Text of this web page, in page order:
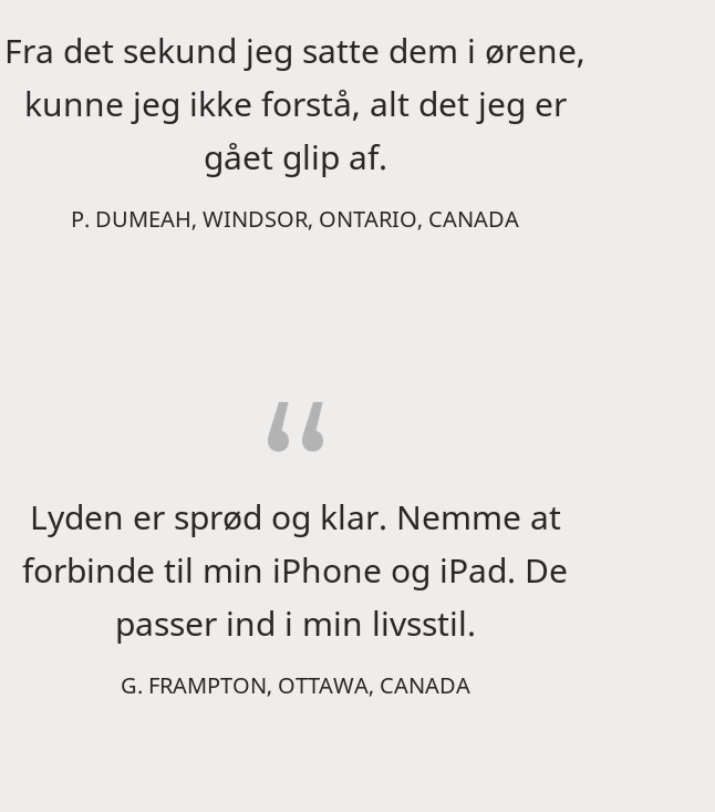
Fra det sekund jeg satte dem i ørene,
kunne jeg ikke forstå, alt det jeg er
gået glip af.
P. DUMEAH, WINDSOR, ONTARIO, CANADA
Lyden er sprød og klar. Nemme at
forbinde til min iPhone og iPad. De
passer ind i min livsstil.
G. FRAMPTON, OTTAWA, CANADA